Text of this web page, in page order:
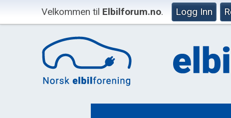
Velkommen til Elbilforum.no. Logg Inn